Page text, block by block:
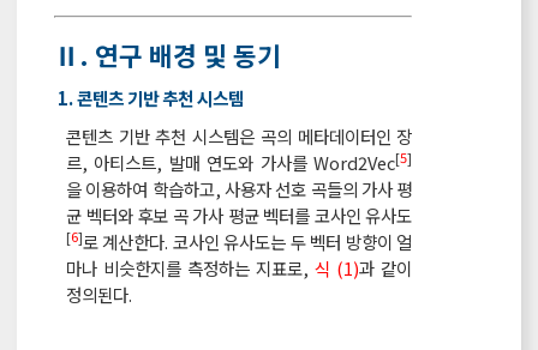
Ⅱ. 연구 배경 및 동기
1. 콘텐츠 기반 추천 시스템
콘텐츠 기반 추천 시스템은 곡의 메타데이터인 장
르, 아티스트, 발매 연도와 가사를 Word2Vec[5]
을 이용하여 학습하고, 사용자 선호 곡들의 가사 평
균 벡터와 후보 곡 가사 평균 벡터를 코사인 유사도
[6]로 계산한다. 코사인 유사도는 두 벡터 방향이 얼
마나 비슷한지를 측정하는 지표로,식 (1)과 같이
정의된다.